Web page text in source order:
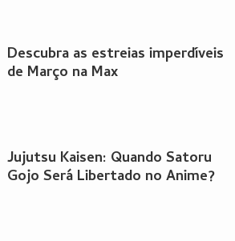
Descubra as estreias imperdíveis
de Março na Max
Jujutsu Kaisen: Quando Satoru
Gojo Será Libertado no Anime?